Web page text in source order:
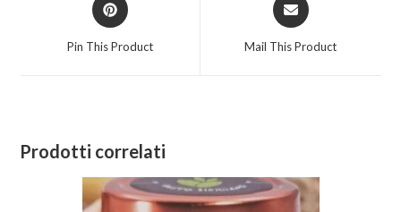
in
Pin This Product
in
Mail This Product
Prodotti correlati